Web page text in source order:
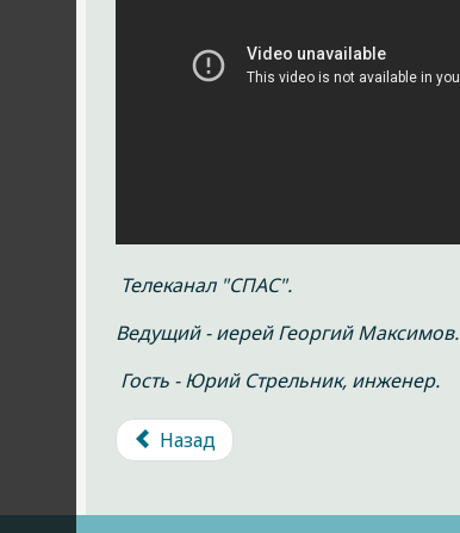
Телеканал "СПАС".
Ведущий - иерей Георгий Максимов.
Гость - Юрий Стрельник, инженер.
Назад